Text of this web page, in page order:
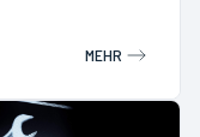
MEHR